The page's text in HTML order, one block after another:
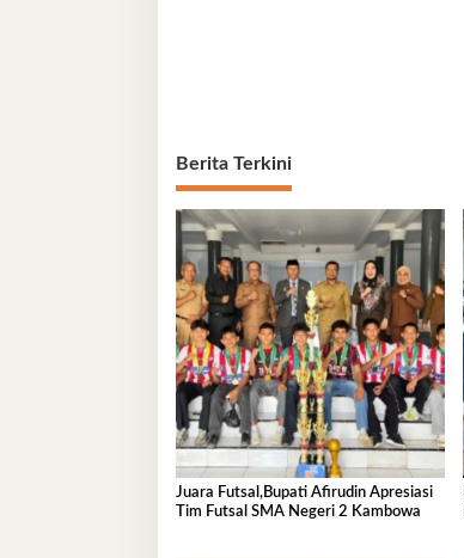
Berita Terkini
Juara Futsal,Bupati Afirudin Apresiasi
Tim Futsal SMA Negeri 2 Kambowa